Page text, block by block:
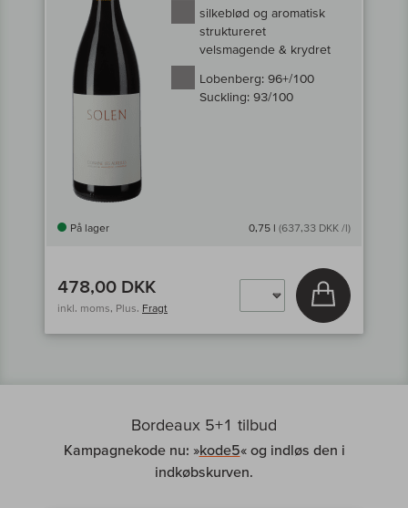
silkeblød og aromatisk
struktureret
velsmagende & krydret
Lobenberg: 96+/100
Suckling: 93/100
På lager 0,75 l (637,33 DKK /l)
478,00 DKK
inkl. moms, Plus. Fragt
Læg i kurv
Bordeaux 5+1 tilbud
Kampagnekode nu: »kode5« og indløs den i
indkøbskurven.